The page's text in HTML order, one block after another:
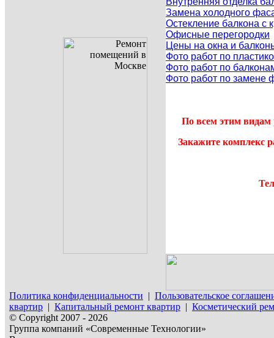
Замена холодного
Остекление балкона с
Офисные перегородки
Цены на окна и
Фото работ по
Фото работ по
Фото работ по замене
По всем этим видам
Закажите комплекс
Политика конфиденциальности | Пользовательское
квартир | Капитальный ремонт квартир | Косметический
© Copyright 2007 - 2026
Группа компаний «Современные Технологии»